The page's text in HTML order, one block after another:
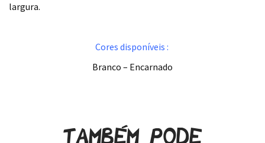
largura.
Cores disponíveis :
Branco – Encarnado
Também pode